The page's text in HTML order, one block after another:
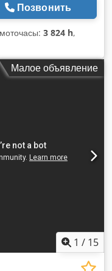
Позвонить
3 824 h,
Малое объявление
1 / 15